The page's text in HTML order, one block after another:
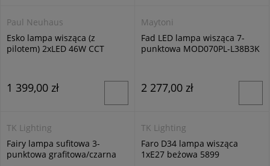
Paul Neuhaus
Esko lampa wisząca (z
pilotem) 2xLED 46W CCT
1 399,00 zł
Maytoni
Fad LED lampa wisząca 7-
punktowa MOD070PL-L38B3K
2 277,00 zł
TK Lighting
Fairy lampa sufitowa 3-
punktowa grafitowa/czarna
TK Lighting
Faro D34 lampa wisząca
1xE27 beżowa 5899